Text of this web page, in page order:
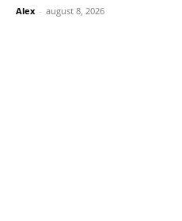
Alex - august 8, 2026